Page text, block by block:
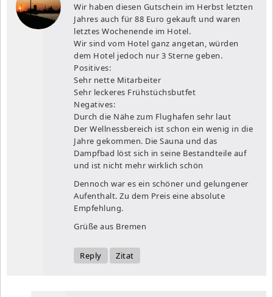
Wir haben diesen Gutschein im Herbst letzten
Jahres auch für 88 Euro gekauft und waren
letztes Wochenende im Hotel.
Wir sind vom Hotel ganz angetan, würden
dem Hotel jedoch nur 3 Sterne geben.
Positives:
Sehr nette Mitarbeiter
Sehr leckeres Frühstüchsbutfet
Negatives:
Durch die Nähe zum Flughafen sehr laut
Der Wellnessbereich ist schon ein wenig in die
Jahre gekommen. Die Sauna und das
Dampfbad löst sich in seine Bestandteile auf
und ist nicht mehr wirklich schön
Dennoch war es ein schöner und gelungener
Aufenthalt. Zu dem Preis eine absolute
Empfehlung.
Grüße aus Bremen
Reply Zitat